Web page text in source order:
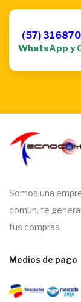
(57)
WhatsApp y
Somos una
común, te
tus compras
Medios de pago